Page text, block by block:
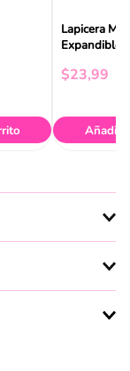
Lapicera
Expandible
$23,99
Añadir